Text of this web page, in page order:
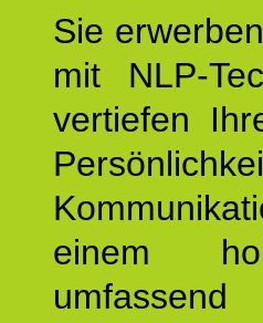
Sie
mit NLP-
vertiefen
einem